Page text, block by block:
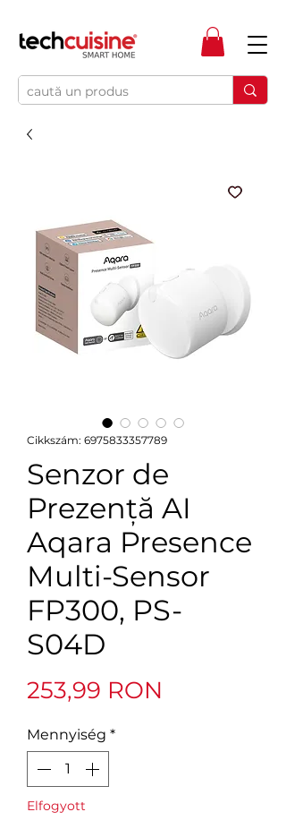
Cikkszám: 6975833357789
Senzor de
Prezență AI
Aqara Presence
Multi-Sensor
FP300, PS-
S04D
253,99 RON
Mennyiség *
Elfogyott